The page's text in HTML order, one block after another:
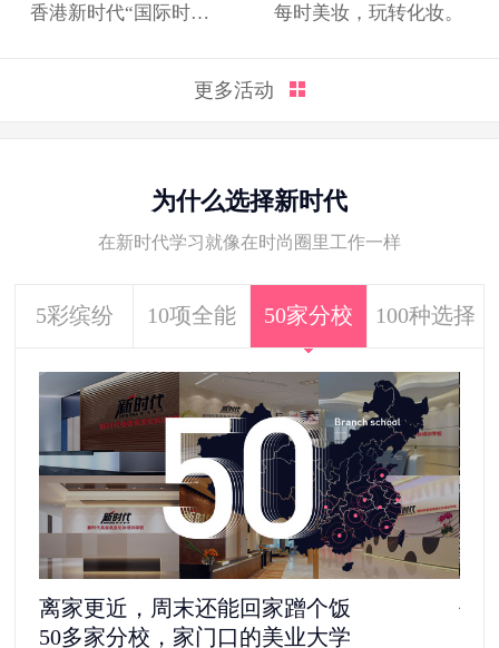
香港新时代“国际时装周”展演造型 每时美妆，玩转化妆。
更多活动
为什么选择新时代
在新时代学习就像在时尚圈里工作一样
5彩缤纷 10项全能 50家分校 100种选择
去剧组见“爱豆”，还是自己做老板
1100多家合作单位，给你100种选择
5彩